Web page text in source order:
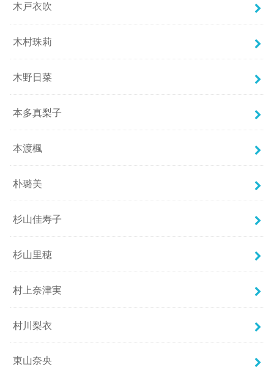
木戸衣吹
木村珠莉
木野日菜
本多真梨子
本渡楓
朴璐美
杉山佳寿子
杉山里穂
村上奈津実
村川梨衣
東山奈央